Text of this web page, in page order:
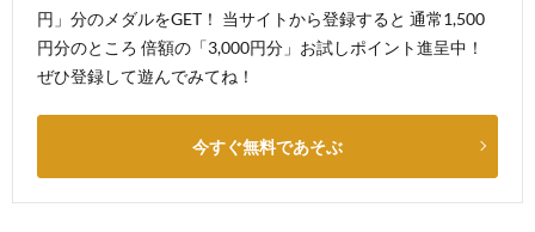
円」分のメダルをGET！ 当サイトから登録すると 通常1,500
円分のところ 倍額の「3,000円分」お試しポイント進呈中！
ぜひ登録して遊んでみてね！
今すぐ無料であそぶ